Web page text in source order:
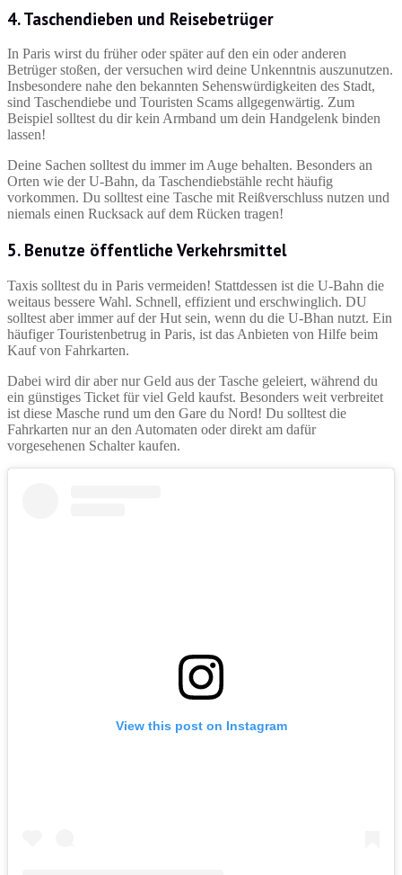
4. Taschendieben und Reisebetrüger
In Paris wirst du früher oder später auf den ein oder anderen
Betrüger stoßen, der versuchen wird deine Unkenntnis auszunutzen.
Insbesondere nahe den bekannten Sehenswürdigkeiten des Stadt,
sind Taschendiebe und Touristen Scams allgegenwärtig. Zum
Beispiel solltest du dir kein Armband um dein Handgelenk binden
lassen!
Deine Sachen solltest du immer im Auge behalten. Besonders an
Orten wie der U-Bahn, da Taschendiebstähle recht häufig
vorkommen. Du solltest eine Tasche mit Reißverschluss nutzen und
niemals einen Rucksack auf dem Rücken tragen!
5. Benutze öffentliche Verkehrsmittel
Taxis solltest du in Paris vermeiden! Stattdessen ist die U-Bahn die
weitaus bessere Wahl. Schnell, effizient und erschwinglich. DU
solltest aber immer auf der Hut sein, wenn du die U-Bhan nutzt. Ein
häufiger Touristenbetrug in Paris, ist das Anbieten von Hilfe beim
Kauf von Fahrkarten.
Dabei wird dir aber nur Geld aus der Tasche geleiert, während du
ein günstiges Ticket für viel Geld kaufst. Besonders weit verbreitet
ist diese Masche rund um den Gare du Nord! Du solltest die
Fahrkarten nur an den Automaten oder direkt am dafür
vorgesehenen Schalter kaufen.
View this post on Instagram